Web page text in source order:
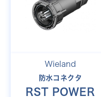
Wieland
防水コネクタ
RST POWER